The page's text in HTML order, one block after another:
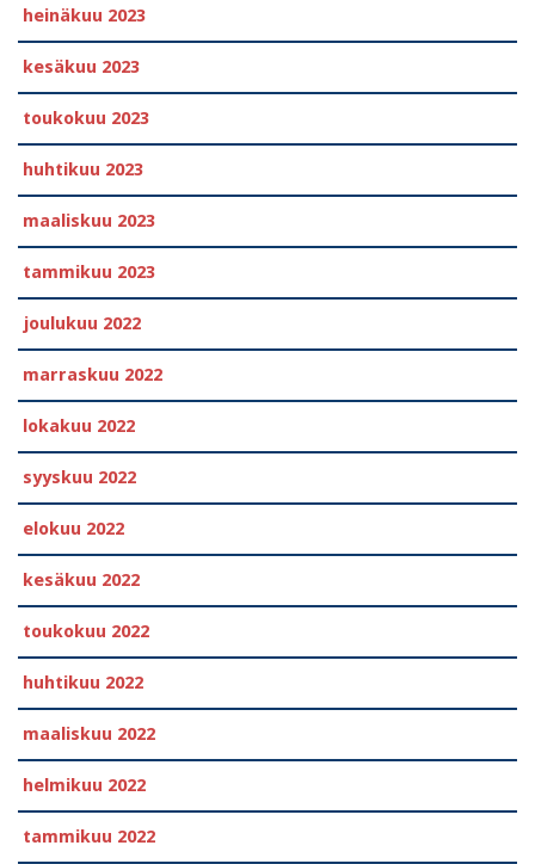
heinäkuu 2023
kesäkuu 2023
toukokuu 2023
huhtikuu 2023
maaliskuu 2023
tammikuu 2023
joulukuu 2022
marraskuu 2022
lokakuu 2022
syyskuu 2022
elokuu 2022
kesäkuu 2022
toukokuu 2022
huhtikuu 2022
maaliskuu 2022
helmikuu 2022
tammikuu 2022